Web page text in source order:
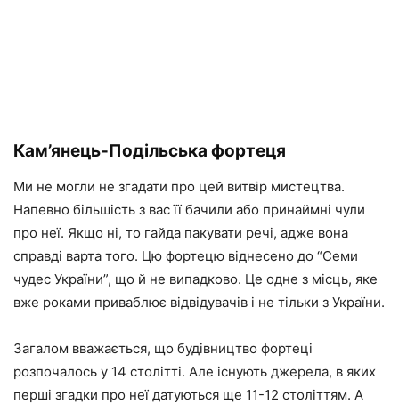
Кам’янець-Подільська фортеця
Ми не могли не згадати про цей витвір мистецтва.
Напевно більшість з вас її бачили або принаймні чули
про неї. Якщо ні, то гайда пакувати речі, адже вона
справді варта того. Цю фортецю віднесено до “Семи
чудес України”, що й не випадково. Це одне з місць, яке
вже роками приваблює відвідувачів і не тільки з України.
Загалом вважається, що будівництво фортеці
розпочалось у 14 столітті. Але існують джерела, в яких
перші згадки про неї датуються ще 11-12 століттям. А